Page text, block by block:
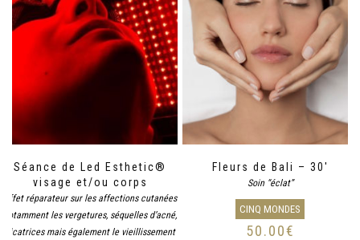
Séance de Led Esthetic®
visage et/ou corps
Effet réparateur sur les affections cutanées
notamment les vergetures, séquelles d’acné,
cicatrices mais également le vieillissement
Fleurs de Bali – 30′
Soin “éclat”
CINQ MONDES
50.00€